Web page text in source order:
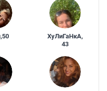
,50 ХуЛиГаНкА,
43